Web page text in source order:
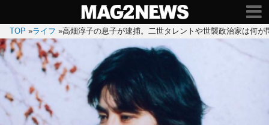
TOP »ライフ »高畑淳子の息子が逮捕。二世タレントや世襲政治家は何が